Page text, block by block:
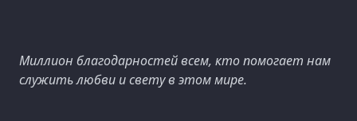
Миллион благодарностей всем, кто помогает нам
служить любви и свету в этом мире.